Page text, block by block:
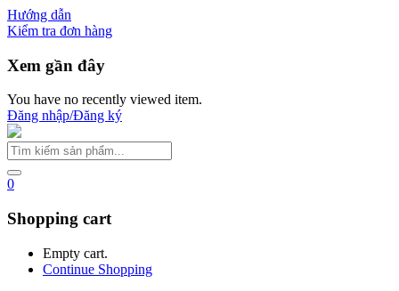
Hướng dẫn
Kiểm tra đơn hàng
Xem gần đây
You have no recently viewed item.
Đăng nhập/Đăng ký
0
Shopping cart
Empty cart.
Continue Shopping